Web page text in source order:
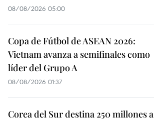
08/08/2026 05:00
Copa de Fútbol de ASEAN 2026:
Vietnam avanza a semifinales como
líder del Grupo A
08/08/2026 01:37
Corea del Sur destina 250 millones a